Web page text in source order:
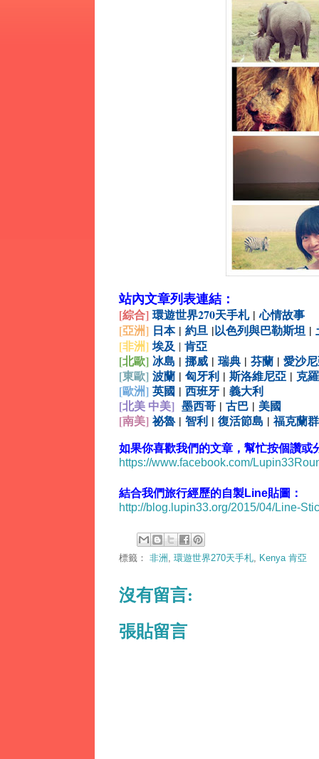
站內文章列表連結：
[綜合] 環遊世界270天手札|心情故事
[亞洲] 日本 | 約旦 |以色列與巴勒斯坦 |
[非洲] 埃及 | 肯亞
[北歐] 冰島 | 挪威 | 瑞典 | 芬蘭 | 愛沙
[東歐] 波蘭 | 匈牙利 | 斯洛維尼亞 | 克
[歐洲] 英國 | 西班牙 | 義大利
[北美 中美] 墨西哥 | 古巴 | 美國
[南美] 祕魯 | 智利 | 復活節島 | 福克蘭
如果你喜歡我們的文章，幫忙按個讚或
https://www.facebook.com/
結合我們旅行經歷的自製Line貼圖：
http://blog.lupin33.org/2015/04/Line-
標籤： 非洲 環遊世界270天手札 Kenya 肯亞
沒有留言:
張貼留言